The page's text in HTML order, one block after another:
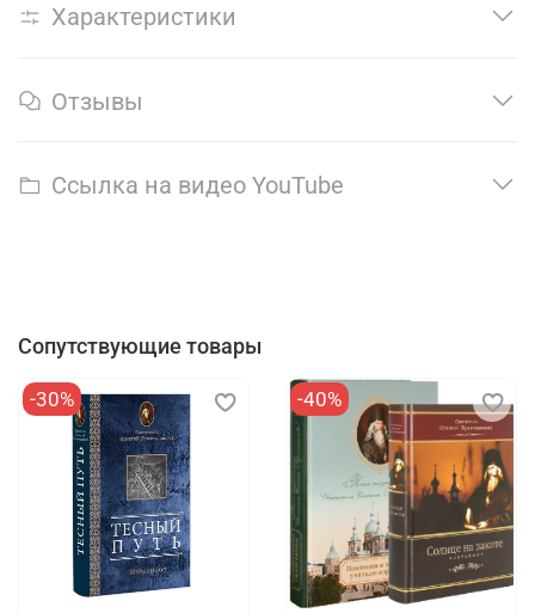
Характеристики
Отзывы
Ссылка на видео YouTube
Сопутствующие товары
-30% -40%